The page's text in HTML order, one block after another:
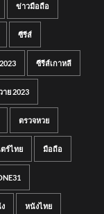
ข่าวมือถือ
ซีรีส์
ซีรีส์เกาหลี
าย 2023
ตรวจหวย
ร์ไทย มือถือ
หนังไทย